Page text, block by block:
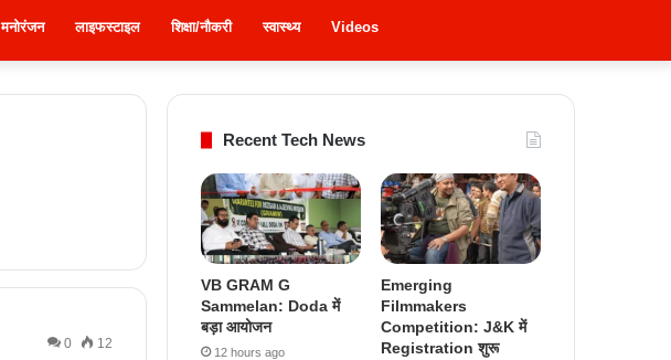
मनोरंजन लाइफस्टाइल शिक्षा/नौकरी स्वास्थ्य Videos
0 12
Recent Tech News
VB GRAM G
Sammelan: Doda में
बड़ा आयोजन
12 hours ago
Emerging
Filmmakers
Competition: J&K में
Registration शुरू